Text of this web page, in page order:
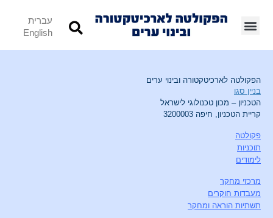
עברית
English
הפקולטה לארכיטקטורה ובינוי ערים
בניין סגו
הטכניון – מכון טכנולוגי לישראל
קריית הטכניון, חיפה 3200003
פקולטה
תוכניות
לימודים
מרכזי מחקר
מעבדות חוקרים
תשתיות הוראה ומחקר